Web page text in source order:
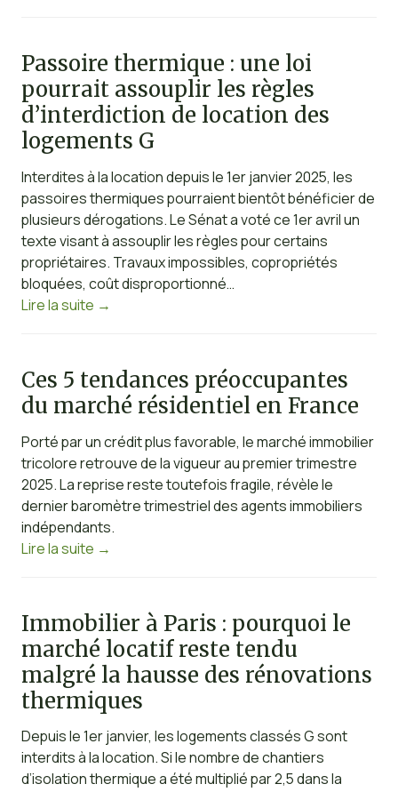
Passoire thermique : une loi
pourrait assouplir les règles
d’interdiction de location des
logements G
Interdites à la location depuis le 1er janvier 2025, les
passoires thermiques pourraient bientôt bénéficier de
plusieurs dérogations. Le Sénat a voté ce 1er avril un
texte visant à assouplir les règles pour certains
propriétaires. Travaux impossibles, copropriétés
bloquées, coût disproportionné…
Lire la suite →
Ces 5 tendances préoccupantes
du marché résidentiel en France
Porté par un crédit plus favorable, le marché immobilier
tricolore retrouve de la vigueur au premier trimestre
2025. La reprise reste toutefois fragile, révèle le
dernier baromètre trimestriel des agents immobiliers
indépendants.
Lire la suite →
Immobilier à Paris : pourquoi le
marché locatif reste tendu
malgré la hausse des rénovations
thermiques
Depuis le 1er janvier, les logements classés G sont
interdits à la location. Si le nombre de chantiers
d’isolation thermique a été multiplié par 2,5 dans la